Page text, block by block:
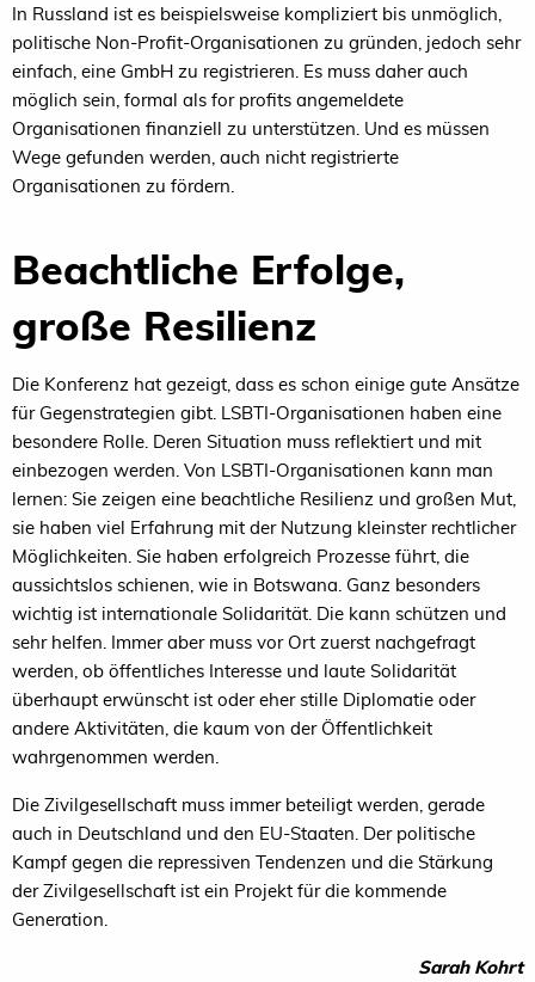
In Russland ist es beispielsweise kompliziert bis unmöglich,
politische Non-Profit-Organisationen zu gründen, jedoch sehr
einfach, eine GmbH zu registrieren. Es muss daher auch
möglich sein, formal als for profits angemeldete
Organisationen finanziell zu unterstützen. Und es müssen
Wege gefunden werden, auch nicht registrierte
Organisationen zu fördern.
Beachtliche Erfolge,
große Resilienz
Die Konferenz hat gezeigt, dass es schon einige gute Ansätze
für Gegenstrategien gibt. LSBTI-Organisationen haben eine
besondere Rolle. Deren Situation muss reflektiert und mit
einbezogen werden. Von LSBTI-Organisationen kann man
lernen: Sie zeigen eine beachtliche Resilienz und großen Mut,
sie haben viel Erfahrung mit der Nutzung kleinster rechtlicher
Möglichkeiten. Sie haben erfolgreich Prozesse führt, die
aussichtslos schienen, wie in Botswana. Ganz besonders
wichtig ist internationale Solidarität. Die kann schützen und
sehr helfen. Immer aber muss vor Ort zuerst nachgefragt
werden, ob öffentliches Interesse und laute Solidarität
überhaupt erwünscht ist oder eher stille Diplomatie oder
andere Aktivitäten, die kaum von der Öffentlichkeit
wahrgenommen werden.
Die Zivilgesellschaft muss immer beteiligt werden, gerade
auch in Deutschland und den EU-Staaten. Der politische
Kampf gegen die repressiven Tendenzen und die Stärkung
der Zivilgesellschaft ist ein Projekt für die kommende
Generation.
Sarah Kohrt